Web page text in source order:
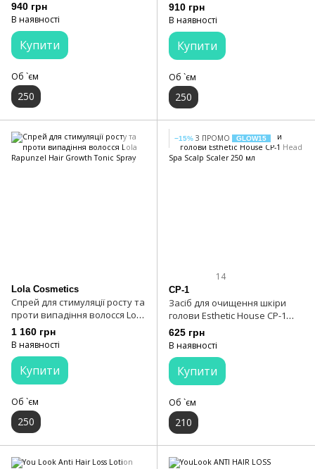
940 грн
В наявності
Купити
Об `єм
250
REJUVENATING 250 мл
910 грн
В наявності
Купити
Об `єм
250
Lola Cosmetics
Спрей для стимуляції росту та
проти випадіння волосся Lola
Rapunzel Hair Growth Tonic
Spray
1 160 грн
В наявності
Купити
Об `єм
250
−15% З ПРОМО GLOW15
14
CP-1
Засіб для очищення шкіри
голови Esthetic House CP-1
Head Spa Scalp Scaler 250 мл
625 грн
В наявності
Купити
Об `єм
210